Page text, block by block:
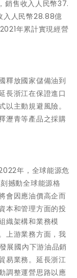
銷售收入人民幣37.
入人民幣28.88億
年累計實現經營
釋放國家儲備油到
長浙江在保證進口
主動規避風險。
瀝青等產品之採購
年，全球能源危
撼動全球能源格
會因應油價高企而
本和管理方面的投
織架構和業務模
上游業務方面，我
展國內下游油品銷
易業務。延長浙江
調整運營思路以應